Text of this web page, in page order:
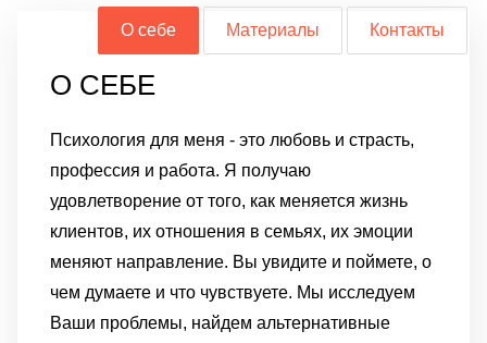
О себе Материалы Контакты
О СЕБЕ
Психология для меня - это любовь и страсть,
профессия и работа. Я получаю
удовлетворение от того, как меняется жизнь
клиентов, их отношения в семьях, их эмоции
меняют направление. Вы увидите и поймете, о
чем думаете и что чувствуете. Мы исследуем
Ваши проблемы, найдем альтернативные